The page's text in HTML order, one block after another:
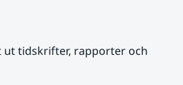
ut tidskrifter, rapporter och